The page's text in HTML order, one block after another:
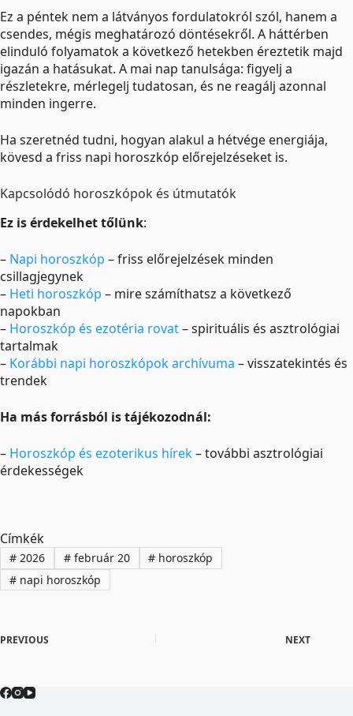
Ez a péntek nem a látványos fordulatokról szól, hanem a
csendes, mégis meghatározó döntésekről. A háttérben
elinduló folyamatok a következő hetekben éreztetik majd
igazán a hatásukat. A mai nap tanulsága: figyelj a
részletekre, mérlegelj tudatosan, és ne reagálj azonnal
minden ingerre.
Ha szeretnéd tudni, hogyan alakul a hétvége energiája,
kövesd a friss napi horoszkóp előrejelzéseket is.
Kapcsolódó horoszkópok és útmutatók
Ez is érdekelhet tőlünk:
– Napi horoszkóp – friss előrejelzések minden
csillagjegynek
– Heti horoszkóp – mire számíthatsz a következő
napokban
– Horoszkóp és ezotéria rovat– spirituális és asztrológiai
tartalmak
– Korábbi napi horoszkópok archívuma – visszatekintés és
trendek
Ha más forrásból is tájékozodnál:
– Horoszkóp és ezoterikus hírek– további asztrológiai
érdekességek
Címkék
#2026 #február 20 # horoszkóp
#napi horoszkóp
PREVIOUS NEXT